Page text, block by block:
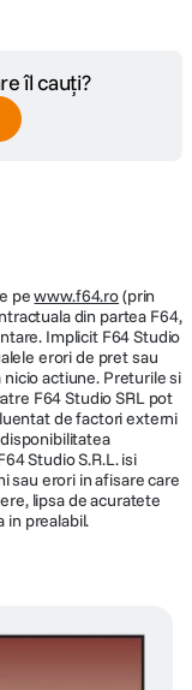
îl cauți?
pewww.f64.ro(prin
din partea F64,
Implicit F64 Studio
erori de pret sau
nicio actiune. Preturile si
F64 Studio SRL pot
de factori externi
Studio S.R.L. isi
sau erori in afisare care
lipsa de acuratete
in prealabil.